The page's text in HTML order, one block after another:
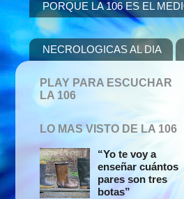
PORQUE LA 106 ES EL
NECROLOGICAS AL DIA
PLAY PARA ESCUCHAR
LA 106
LO MAS VISTO DE LA 106
“Yo te voy a
enseñar cuántos
pares son tres
botas”